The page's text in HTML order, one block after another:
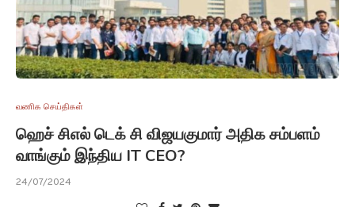
வணிக செய்திகள்
ஹெச் சிஎல் டெக் சி விஜயகுமார் அதிக சம்பளம்
வாங்கும் இந்திய IT CEO?
24/07/2024